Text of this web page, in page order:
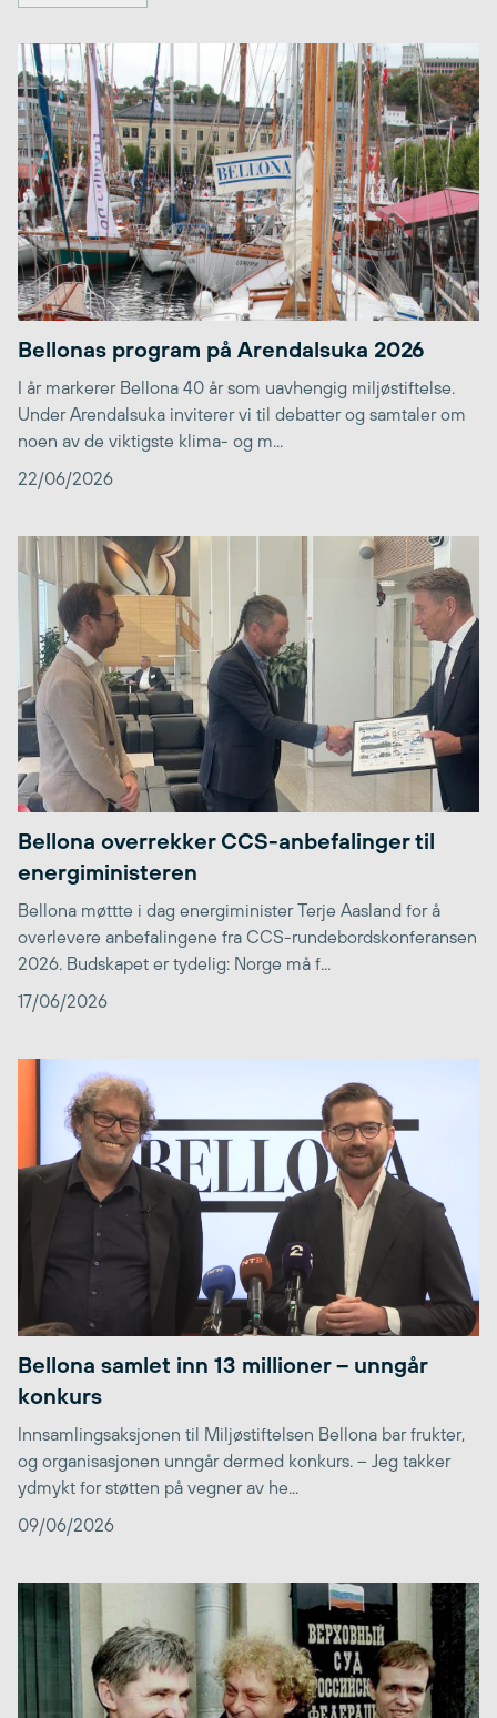
Bellonas program på Arendalsuka 2026
I år markerer Bellona 40 år som uavhengig miljøstiftelse.
Under Arendalsuka inviterer vi til debatter og samtaler om
noen av de viktigste klima- og m...
22/06/2026
Bellona overrekker CCS-anbefalinger til
energiministeren
Bellona møttte i dag energiminister Terje Aasland for å
overlevere anbefalingene fra CCS-rundebordskonferansen
2026. Budskapet er tydelig: Norge må f...
17/06/2026
Bellona samlet inn 13 millioner – unngår
konkurs
Innsamlingsaksjonen til Miljøstiftelsen Bellona bar frukter,
og organisasjonen unngår dermed konkurs. – Jeg takker
ydmykt for støtten på vegner av he...
09/06/2026